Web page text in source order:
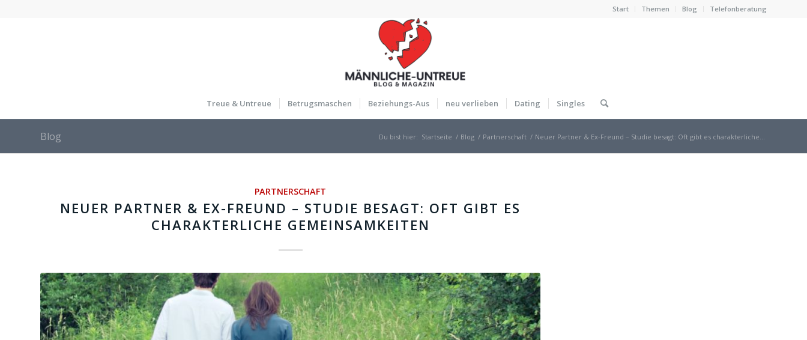
Start Themen Blog Telefonberatung
Treue & Untreue Betrugsmaschen Beziehungs-Aus neu verlieben Dating Singles
Blog Du bist hier: Startseite / Blog / Partnerschaft / Neuer Partner & Ex-Freund – Studie besagt: Oft gibt es charakterliche...
PARTNERSCHAFT
NEUER PARTNER & EX-FREUND – STUDIE BESAGT: OFT GIBT ES
CHARAKTERLICHE GEMEINSAMKEITEN